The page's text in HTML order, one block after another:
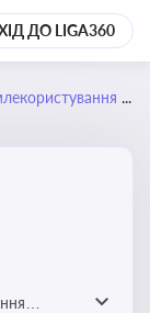
ДО LIGA360